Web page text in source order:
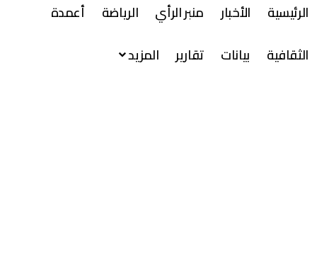
الرئيسية الأخبار منبر الرأي الرياضة
أعمدة
الثقافية
بيانات تقارير المزيد